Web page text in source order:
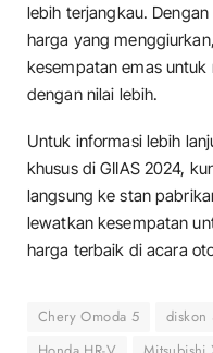
lebih terjangkau.
harga yang
kesempatan emas
dengan nilai lebih.
Untuk informasi lebih
khusus di GIIAS 2024,
langsung ke stan
lewatkan kesempatan
harga terbaik di acara
Chery Omoda 5 diskon